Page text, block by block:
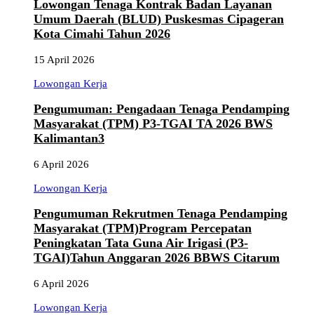
Lowongan Tenaga Kontrak Badan Layanan
Umum Daerah (BLUD) Puskesmas Cipageran
Kota Cimahi Tahun 2026
15 April 2026
Lowongan Kerja
Pengumuman: Pengadaan Tenaga Pendamping
Masyarakat (TPM) P3-TGAI TA 2026 BWS
Kalimantan3
6 April 2026
Lowongan Kerja
Pengumuman Rekrutmen Tenaga Pendamping
Masyarakat (TPM)Program Percepatan
Peningkatan Tata Guna Air Irigasi (P3-
TGAI)Tahun Anggaran 2026 BBWS Citarum
6 April 2026
Lowongan Kerja